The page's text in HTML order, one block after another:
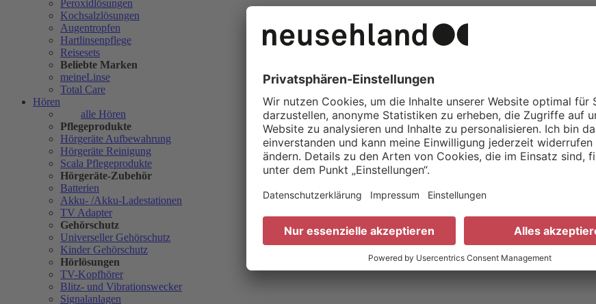
Peroxidlösungen
Kochsalzlösungen
Augentropfen
Hartlinsenpflege
Reisesets
Beliebte Marken
meineLinse
Total Care
Hören
alle Hören
Pflegeprodukte
Hörgeräte Aufbewahrung
Hörgeräte Reinigung
Scala Pflegeprodukte
Hörgeräte-Zubehör
Batterien
Akku- /Akku-Ladestationen
TV Adapter
Gehörschutz
Universeller Gehörschutz
Kinder Gehörschutz
Hörlösungen
TV-Kopfhörer
Blitz- und Vibrationswecker
Signalanlagen